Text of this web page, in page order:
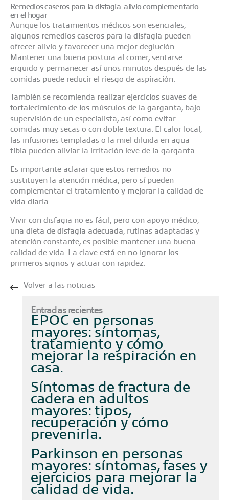
Remedios caseros para la disfagia: alivio complementario
en el hogar
Aunque los tratamientos médicos son esenciales,
algunos remedios caseros para la disfagia pueden
ofrecer alivio y favorecer una mejor deglución.
Mantener una buena postura al comer, sentarse
erguido y permanecer así unos minutos después de las
comidas puede reducir el riesgo de aspiración.
También se recomienda realizar ejercicios suaves de
fortalecimiento de los músculos de la garganta, bajo
supervisión de un especialista, así como evitar
comidas muy secas o con doble textura. El calor local,
las infusiones templadas o la miel diluida en agua
tibia pueden aliviar la irritación leve de la garganta.
Es importante aclarar que estos remedios no
sustituyen la atención médica, pero sí pueden
complementar el tratamiento y mejorar la calidad de
vida diaria.
Vivir con disfagia no es fácil, pero con apoyo médico,
una dieta de disfagia adecuada, rutinas adaptadas y
atención constante, es posible mantener una buena
calidad de vida. La clave está en no ignorar los
primeros signos y actuar con rapidez.
Volver a las noticias
Entradas recientes
EPOC en personas
mayores: síntomas,
tratamiento y cómo
mejorar la respiración en
casa
Síntomas de fractura de
cadera en adultos
mayores: tipos,
recuperación y cómo
prevenirla
Parkinson en personas
mayores: síntomas, fases y
ejercicios para mejorar la
calidad de vida